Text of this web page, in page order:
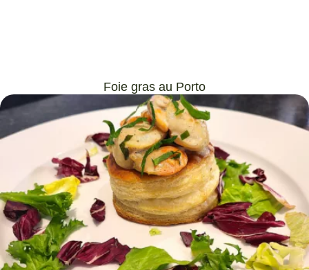
Foie gras au Porto